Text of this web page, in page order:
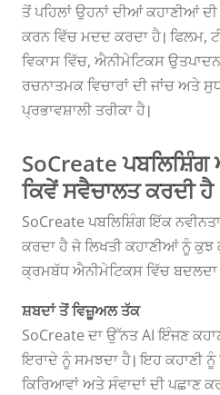
ਤੋਂ ਪਹਿਲਾਂ ਉਹਨਾਂ ਦੀਆਂ ਕਹਾਣੀਆਂ
ਕਰਨ ਵਿੱਚ ਮਦਦ ਕਰਦਾ ਹੈ। ਫਿਲਮ,
ਵਿਕਾਸ ਵਿੱਚ, ਐਨੀਮੇਟਿਕਸ
ਰਚਨਾਤਮਕ ਵਿਚਾਰਾਂ ਦੀ ਜਾਂਚ ਅਤੇ
ਪ੍ਰਭਾਵਸ਼ਾਲੀ ਤਰੀਕਾ ਹੈ।
SoCreate ਪਬਲਿਸ਼ਿੰਗ
ਕਿਵੇਂ ਸਵੈਚਾਲਤ ਕਰਦੀ ਹੈ
SoCreate ਪਬਲਿਸ਼ਿੰਗ ਇੱਕ
ਕਰਦਾ ਹੈ ਜੋ ਲਿਖਤੀ ਕਹਾਣੀਆਂ ਨੂੰ ਕੁਝ
ਕ੍ਰਮਬੱਧ ਐਨੀਮੇਟਿਕਸ ਵਿੱਚ ਬਦਲਦਾ
ਸ਼ਬਦਾਂ ਤੋਂ ਵਿਜ਼ੂਅਲ ਤੱਕ
SoCreate ਦਾ ਉੱਨਤ AI ਇੰਜਣ
ਇਰਾਦੇ ਨੂੰ ਸਮਝਦਾ ਹੈ। ਇਹ ਕਹਾਣੀ ਨੂੰ
ਕਿਰਿਆਵਾਂ ਅਤੇ ਸੰਵਾਦਾਂ ਦੀ ਪਛਾਣ